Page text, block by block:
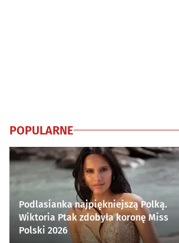
POPULARNE
Podlasianka najpiękniejszą Polką.
Wiktoria Ptak zdobyła koronę Miss
Polski 2026